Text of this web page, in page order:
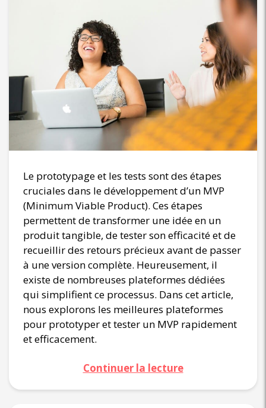
Le prototypage et les tests sont des étapes
cruciales dans le développement d’un MVP
(Minimum Viable Product). Ces étapes
permettent de transformer une idée en un
produit tangible, de tester son efficacité et de
recueillir des retours précieux avant de passer
à une version complète. Heureusement, il
existe de nombreuses plateformes dédiées
qui simplifient ce processus. Dans cet article,
nous explorons les meilleures plateformes
pour prototyper et tester un MVP rapidement
et efficacement.
Continuer la lecture